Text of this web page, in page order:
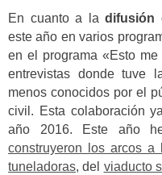
En cuanto a ladifusión
este año en varios
en el programa «Esto
entrevistas donde tuve
menos conocidos por el
civil. Esta colaboración
año 2016. Este año
construyeron los arcos
tuneladoras, del viaducto